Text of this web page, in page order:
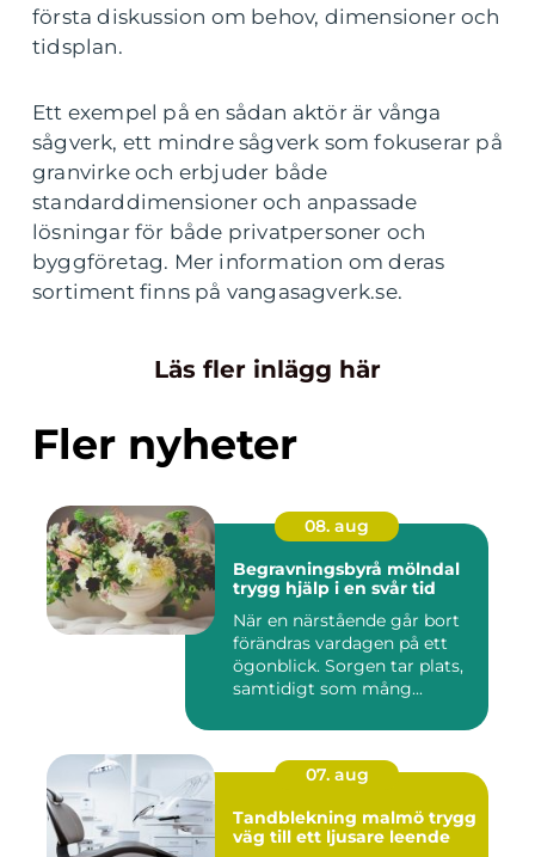
första diskussion om behov, dimensioner och
tidsplan.
Ett exempel på en sådan aktör är vånga
sågverk, ett mindre sågverk som fokuserar på
granvirke och erbjuder både
standarddimensioner och anpassade
lösningar för både privatpersoner och
byggföretag. Mer information om deras
sortiment finns på vangasagverk.se.
Läs fler inlägg här
Fler nyheter
08. aug
Begravningsbyrå mölndal
trygg hjälp i en svår tid
När en närstående går bort
förändras vardagen på ett
ögonblick. Sorgen tar plats,
samtidigt som mång...
07. aug
Tandblekning malmö trygg
väg till ett ljusare leende